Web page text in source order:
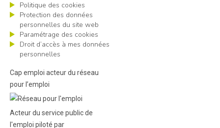
Politique des cookies
Protection des données
personnelles du site web
Paramétrage des cookies
Droit d’accès à mes données
personnelles
Cap emploi acteur du réseau
pour l’emploi
Acteur du service public de
l'emploi piloté par